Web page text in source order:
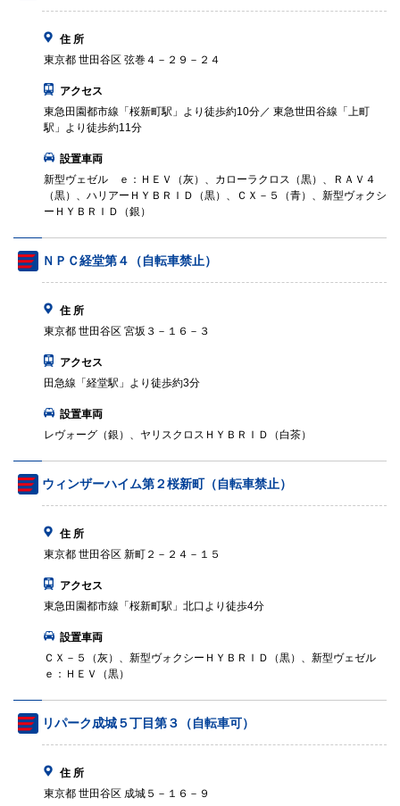
住 所
東京都 世田谷区 弦巻４－２９－２４
アクセス
東急田園都市線「桜新町駅」より徒歩約10分／ 東急世田谷線「上町
駅」より徒歩約11分
設置車両
新型ヴェゼル ｅ：ＨＥＶ（灰）、カローラクロス（黒）、ＲＡＶ４
（黒）、ハリアーＨＹＢＲＩＤ（黒）、ＣＸ－５（青）、新型ヴォクシ
ーＨＹＢＲＩＤ（銀）
ＮＰＣ経堂第４（自転車禁止）
住 所
東京都 世田谷区 宮坂３－１６－３
アクセス
田急線「経堂駅」より徒歩約3分
設置車両
レヴォーグ（銀）、ヤリスクロスＨＹＢＲＩＤ（白茶）
ウィンザーハイム第２桜新町（自転車禁止）
住 所
東京都 世田谷区 新町２－２４－１５
アクセス
東急田園都市線「桜新町駅」北口より徒歩4分
設置車両
ＣＸ－５（灰）、新型ヴォクシーＨＹＢＲＩＤ（黒）、新型ヴェゼル
ｅ：ＨＥＶ（黒）
リパーク成城５丁目第３（自転車可）
住 所
東京都 世田谷区 成城５－１６－９